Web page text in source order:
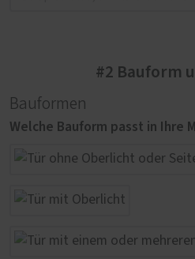
#2 Bauform
Bauformen
Welche Bauform passt in Ihre